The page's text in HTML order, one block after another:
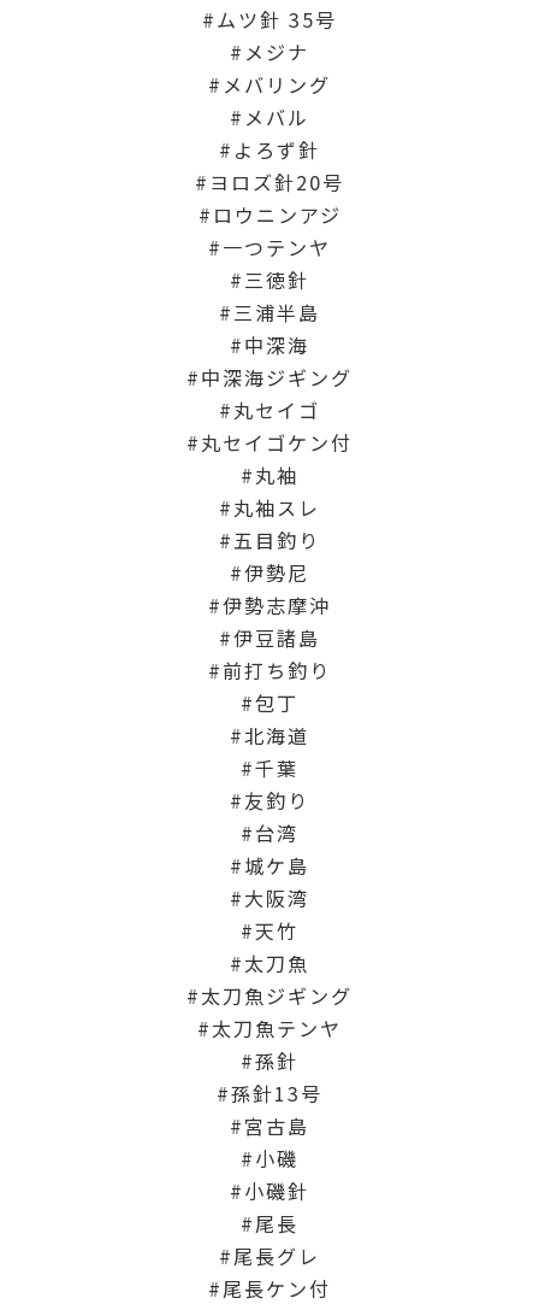
ムツ針 35号
メジナ
メバリング
メバル
よろず針
ヨロズ針20号
ロウニンアジ
一つテンヤ
三徳針
三浦半島
中深海
中深海ジギング
丸セイゴ
丸セイゴケン付
丸袖
丸袖スレ
五目釣り
伊勢尼
伊勢志摩沖
伊豆諸島
前打ち釣り
包丁
北海道
千葉
友釣り
台湾
城ケ島
大阪湾
天竹
太刀魚
太刀魚ジギング
太刀魚テンヤ
孫針
孫針13号
宮古島
小磯
小磯針
尾長
尾長グレ
尾長ケン付